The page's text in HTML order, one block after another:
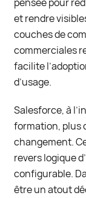
pensée pour
et rendre
couches de
commerciales
facilite
d’usage.
Salesforce, à
formation, plus
changement.
revers logique
configurable.
être un atout